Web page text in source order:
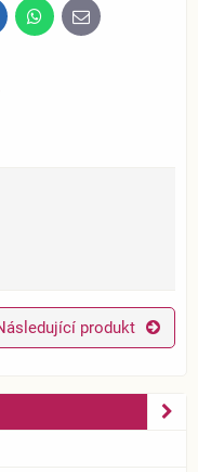
WhatsApp
E-
mail
produkt